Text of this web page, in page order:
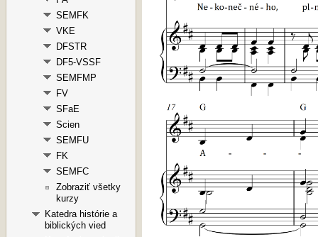
SEMFK
VKE
DFSTR
DF5-VSSF
SEMFMP
FV
SFaE
Scien
SEMFU
FK
SEMFC
Zobraziť všetky
kurzy
Katedra histórie a
biblických vied